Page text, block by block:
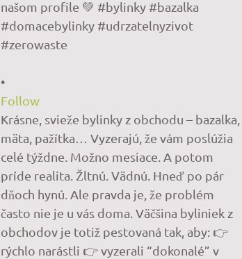
•
Follow
Krásne, svieže bylinky z obchodu – bazalka,
mäta, pažítka… Vyzerajú, že vám poslúžia
celé týždne. Možno mesiace. A potom
príde realita. Žltnú. Vädnú. Hneď po pár
dňoch hynú. Ale pravda je, že problém
často nie je u vás doma. Väčšina byliniek z
obchodov je totiž pestovaná tak, aby: 👉
rýchlo narástli 👉 vyzerali “dokonalé” v